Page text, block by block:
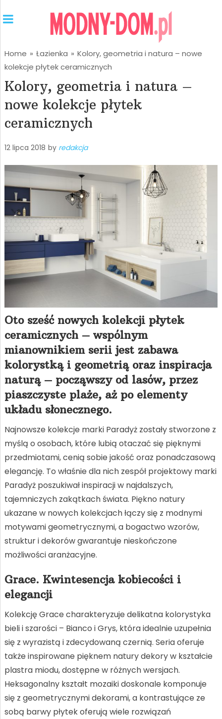
Home » Łazienka » Kolory, geometria i natura – nowe
kolekcje płytek ceramicznych
Kolory, geometria i natura –
nowe kolekcje płytek
ceramicznych
12 lipca 2018 by redakcja
Oto sześć nowych kolekcji płytek
ceramicznych – wspólnym
mianownikiem serii jest zabawa
kolorystką i geometrią oraz inspiracja
naturą – począwszy od lasów, przez
piaszczyste plaże, aż po elementy
układu słonecznego.
Najnowsze kolekcje marki Paradyż zostały stworzone z
myślą o osobach, które lubią otaczać się pięknymi
przedmiotami, cenią sobie jakość oraz ponadczasową
elegancję. To właśnie dla nich zespół projektowy marki
Paradyż poszukiwał inspiracji w najdalszych,
tajemniczych zakątkach świata. Piękno natury
ukazane w nowych kolekcjach łączy się z modnymi
motywami geometrycznymi, a bogactwo wzorów,
struktur i dekorów gwarantuje nieskończone
możliwości aranżacyjne.
Grace. Kwintesencja kobiecości i
elegancji
Kolekcję Grace charakteryzuje delikatna kolorystyka
bieli i szarości – Bianco i Grys, która idealnie uzupełnia
się z wyrazistą i zdecydowaną czernią. Seria oferuje
także inspirowane pięknem natury dekory w kształcie
plastra miodu, dostępne w różnych wersjach.
Heksagonalny kształt mozaiki doskonale komponuje
się z geometrycznymi dekorami, a kontrastujące ze
sobą barwy płytek oferują wiele rozwiązań